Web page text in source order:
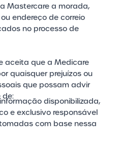
Mastercare a morada,
endereço de correio
no processo de
aceita que a Medicare
quaisquer prejuízos ou
que possam advir
de:
disponibilizada,
e exclusivo responsável
com base nessa